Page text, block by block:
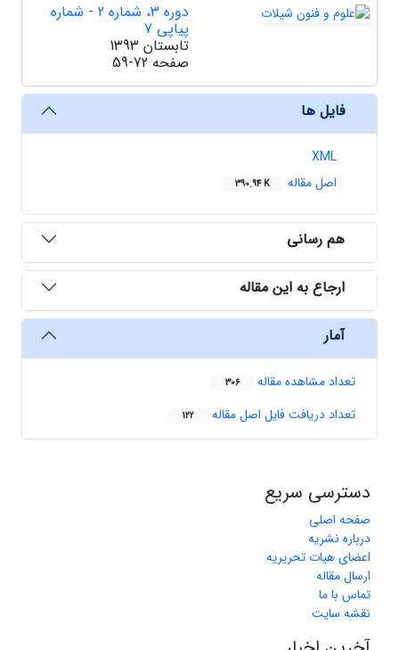
دوره 3، شماره 2 - شماره
پیاپی 7
تابستان 1393
صفحه 59-72
فایل ها
XML
اصل مقاله
390.94 K
هم رسانی
ارجاع به این مقاله
آمار
تعداد مشاهده مقاله 306
تعداد دریافت فایل اصل مقاله 122
دسترسی سریع
صفحه اصلی
درباره نشریه
اعضای هیات تحریریه
ارسال مقاله
تماس با ما
نقشه سایت